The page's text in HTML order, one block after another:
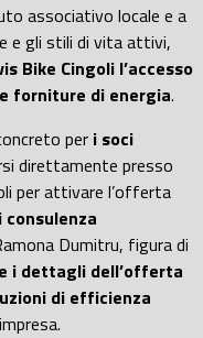
associativo locale e a
e gli stili di vita attivi,
Bike Cingoli l’accesso
forniture di energia.
per i soci
direttamente presso
per attivare l’offerta
consulenza
Dumitru, figura di
i dettagli dell’offerta
di efficienza